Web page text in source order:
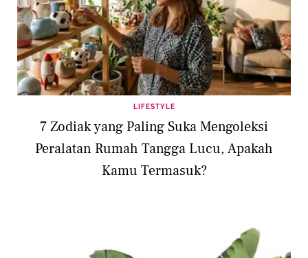
LIFESTYLE
7 Zodiak yang Paling Suka Mengoleksi
Peralatan Rumah Tangga Lucu, Apakah
Kamu Termasuk?